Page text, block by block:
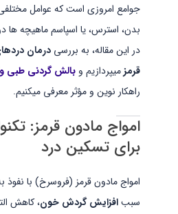
جوامع امروزی است که عوامل
بدن، استرس، یا اسپاسم ماهیچه ها
در این مقاله، به بررسی درمان
قرمزمیپردازیم و بالش گردنی طبی
راهکار نوین و مؤثر معرفی میکنیم.
امواج مادون قرمز:
برای تسکین درد
امواج مادون قرمز (فروسرخ) با
سببافزایش گردش خون، کاهش